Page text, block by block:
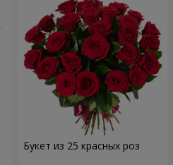
Букет из 25 красных роз